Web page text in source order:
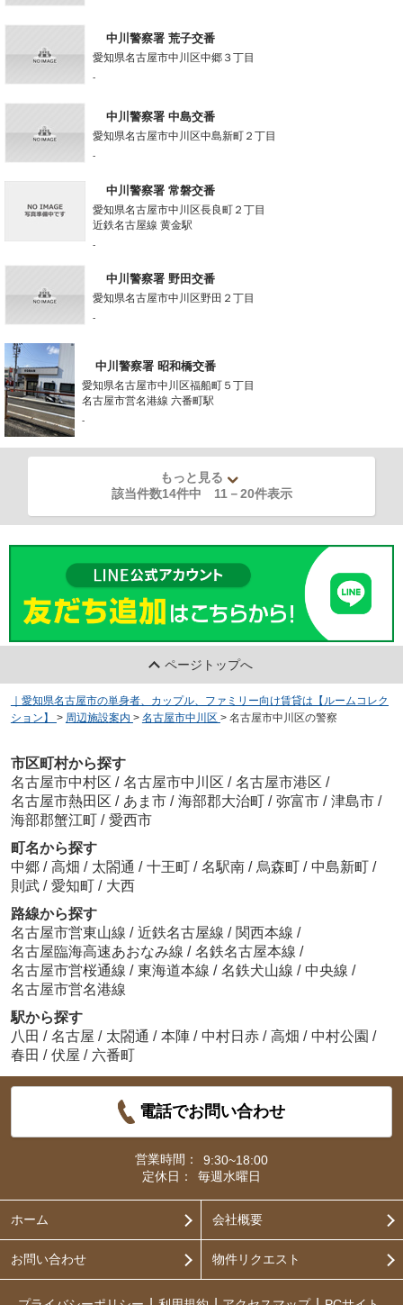
中川警察署 荒子交番
愛知県名古屋市中川区中郷３丁目
-
中川警察署 中島交番
愛知県名古屋市中川区中島新町２丁目
-
中川警察署 常磐交番
愛知県名古屋市中川区長良町２丁目
近鉄名古屋線 黄金駅
-
中川警察署 野田交番
愛知県名古屋市中川区野田２丁目
-
中川警察署 昭和橋交番
愛知県名古屋市中川区福船町５丁目
名古屋市営名港線 六番町駅
-
もっと見る
該当件数14件中 11 －20件表示
ページトップへ
｜愛知県名古屋市の単身者、カップル、ファミリー向け賃貸は【ルームコレク
ション】
> 周辺施設案内 > 名古屋市中川区 > 名古屋市中川区の警察
市区町村から探す
名古屋市中村区 / 名古屋市中川区 / 名古屋市港区 /
名古屋市熱田区 / あま市 / 海部郡大治町 / 弥富市 / 津島市 /
海部郡蟹江町 / 愛西市
町名から探す
中郷 / 高畑 / 太閤通 / 十王町 / 名駅南 / 烏森町 / 中島新町 /
則武 / 愛知町 / 大西
路線から探す
名古屋市営東山線 / 近鉄名古屋線 / 関西本線 /
名古屋臨海高速あおなみ線 / 名鉄名古屋本線 /
名古屋市営桜通線 / 東海道本線 / 名鉄犬山線 / 中央線 /
名古屋市営名港線
駅から探す
八田 / 名古屋 / 太閤通 / 本陣 / 中村日赤 / 高畑 / 中村公園 /
春田 / 伏屋 / 六番町
電話でお問い合わせ
営業時間：
9:30~18:00
定休日：
毎週水曜日
ホーム 会社概要
お問い合わせ 物件リクエスト